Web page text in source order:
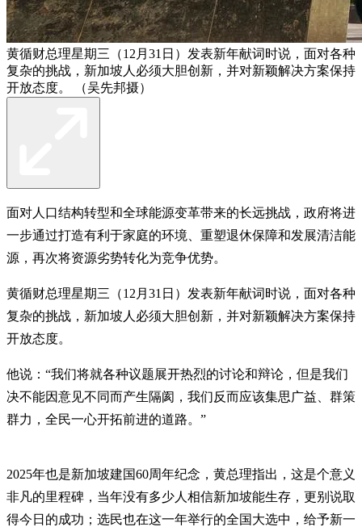
黄循财总理星期三（12月31日）发表新年献词时说，面对各种
复杂的挑战，新加坡人必须大胆创新，并对新颖解决方案保持
开放态度。 （吴先邦摄）
面对人口结构转型和全球能源变革带来的长远挑战，政府将进
一步通过打造有利于家庭的环境、重塑退休保障和发展清洁能
源，再次将资源劣势转化为竞争优势。
黄循财总理星期三（12月31日）发表新年献词时说，面对各种
复杂的挑战，新加坡人必须大胆创新，并对新颖解决方案保持
开放态度。
他说：“我们将就各种议题展开热烈的讨论和辩论，但是我们
决不能因意见不同而产生隔阂，我们反而应该集思广益、群策
群力，全民一心开拓前进的道路。”
2025年也是新加坡建国60周年纪念，黄总理指出，这是个意义
非凡的里程碑，当年没有多少人相信新加坡能生存，更别说取
得今日的成功；选民也在这一年举行的全国大选中，给予新一